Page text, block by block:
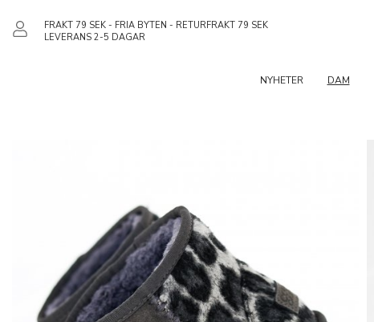
FRAKT 79 SEK - FRIA BYTEN - RETURFRAKT 79 SEK
LEVERANS 2-5 DAGAR
NYHETER DAM